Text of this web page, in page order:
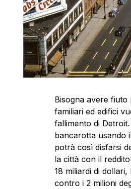
Bisogna avere fiuto
familiari ed edifici
fallimento di
bancarotta usando
potrà così disfarsi
la città con il
18 miliardi di
contro i 2 milioni